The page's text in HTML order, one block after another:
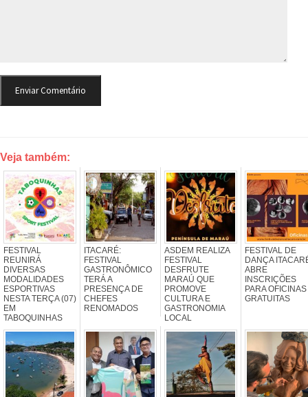
Veja também:
FESTIVAL
REUNIRÁ
DIVERSAS
MODALIDADES
ESPORTIVAS
NESTA TERÇA (07)
EM
TABOQUINHAS
ITACARÉ:
FESTIVAL
GASTRONÔMICO
TERÁ A
PRESENÇA DE
CHEFES
RENOMADOS
ASDEM REALIZA
FESTIVAL
DESFRUTE
MARAÚ QUE
PROMOVE
CULTURA E
GASTRONOMIA
LOCAL
FESTIVAL DE
DANÇA
ABRE
INSCRIÇÕES
PARA OFICINAS
GRATUITAS